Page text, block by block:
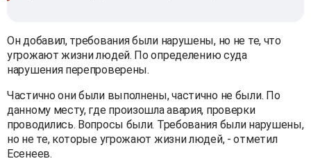
Он добавил, требования были нарушены, но не те, что
угрожают жизни людей. По определению суда
нарушения перепроверены.
Частично они были выполнены, частично не были. По
данному месту, где произошла авария, проверки
проводились. Вопросы были. Требования были нарушены,
но не те, которые угрожают жизни людей, - отметил
Есенеев.